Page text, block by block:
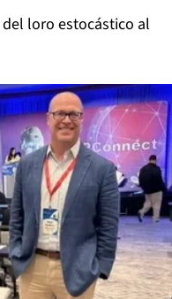
loro estocástico al